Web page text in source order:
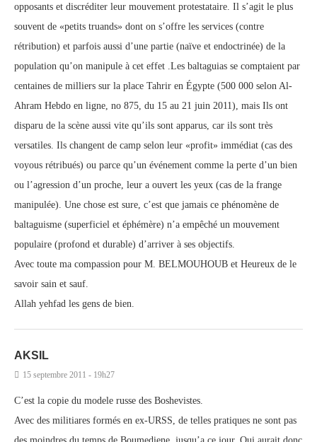
opposants et discréditer leur mouvement protestataire. Il s’agit le plus
souvent de «petits truands» dont on s’offre les services (contre
rétribution) et parfois aussi d’une partie (naïve et endoctrinée) de la
population qu’on manipule à cet effet .Les baltaguias se comptaient par
centaines de milliers sur la place Tahrir en Égypte (500 000 selon Al-
Ahram Hebdo en ligne, no 875, du 15 au 21 juin 2011), mais Ils ont
disparu de la scène aussi vite qu’ils sont apparus, car ils sont très
versatiles. Ils changent de camp selon leur «profit» immédiat (cas des
voyous rétribués) ou parce qu’un événement comme la perte d’un bien
ou l’agression d’un proche, leur a ouvert les yeux (cas de la frange
manipulée). Une chose est sure, c’est que jamais ce phénomène de
baltaguisme (superficiel et éphémère) n’a empêché un mouvement
populaire (profond et durable) d’arriver à ses objectifs.
Avec toute ma compassion pour M. BELMOUHOUB et Heureux de le
savoir sain et sauf.
Allah yehfad les gens de bien.
AKSIL
15 septembre 2011 - 19h27
C’est la copie du modele russe des Boshevistes.
Avec des militiares formés en ex-URSS, de telles pratiques ne sont pas